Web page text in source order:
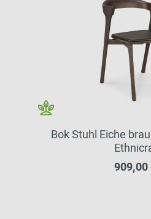
Bok Stuhl Eiche
909,00